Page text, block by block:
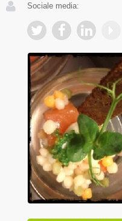
Sociale media: